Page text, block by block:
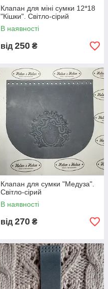
Клапан для міні сумки 12*18
"Кішки". Світло-сірий
В наявності
від 250 ₴
Клапан для сумки "Медуза".
Світло-сірий
В наявності
від 270 ₴